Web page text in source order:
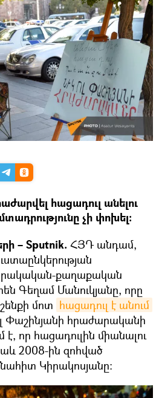
հացադուլ անելու
չի փոխել։
– Sputnik. ՀՅԴ անդամ,
քաղաքական
Գեղամ Մանուկյանը, որը
մոտ հացադուլ է անում
Փաշինյանի հրաժարականի
որ հացադուլին միանալու
2008-ին զոհված
Կիրակոսյանը։